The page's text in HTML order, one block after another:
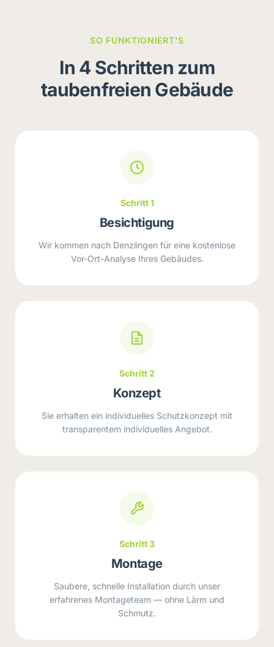
SO FUNKTIONIERT'S
In 4 Schritten zum
taubenfreien Gebäude
Schritt 1
Besichtigung
Wir kommen nach Denzlingen für eine kostenlose
Vor-Ort-Analyse Ihres Gebäudes.
Schritt 2
Konzept
Sie erhalten ein individuelles Schutzkonzept mit
transparentem individuelles Angebot.
Schritt 3
Montage
Saubere, schnelle Installation durch unser
erfahrenes Montageteam — ohne Lärm und
Schmutz.